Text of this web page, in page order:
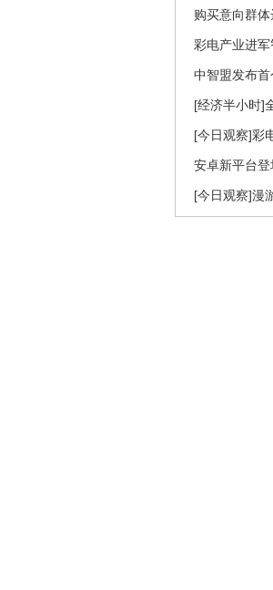
购买意向群
彩电产业进
中智盟发布
[经济半小时]
[今日观察]彩
安卓新平台
[今日观察]漫